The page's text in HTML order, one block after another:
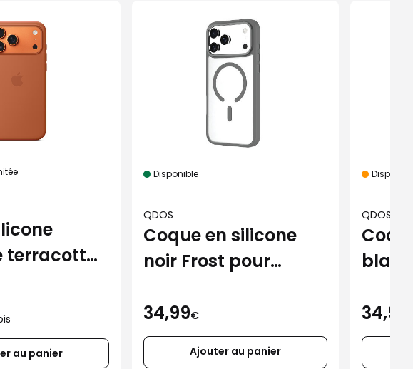
terracotta
au panier
Disponible
QDOS
Coque en silicone
noir Frost pour
34,99€
Ajouter au panier
QDOS
34,99